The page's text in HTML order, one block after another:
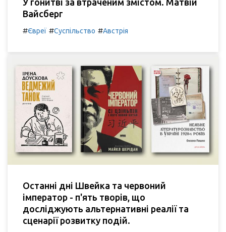
У гонитві за втраченим змістом. Матвій
Вайсберг
#Євреї #Суспільство #Австрія
Останні дні Швейка та червоний
імператор - п'ять творів, що
досліджують альтернативні реалії та
сценарії розвитку подій.